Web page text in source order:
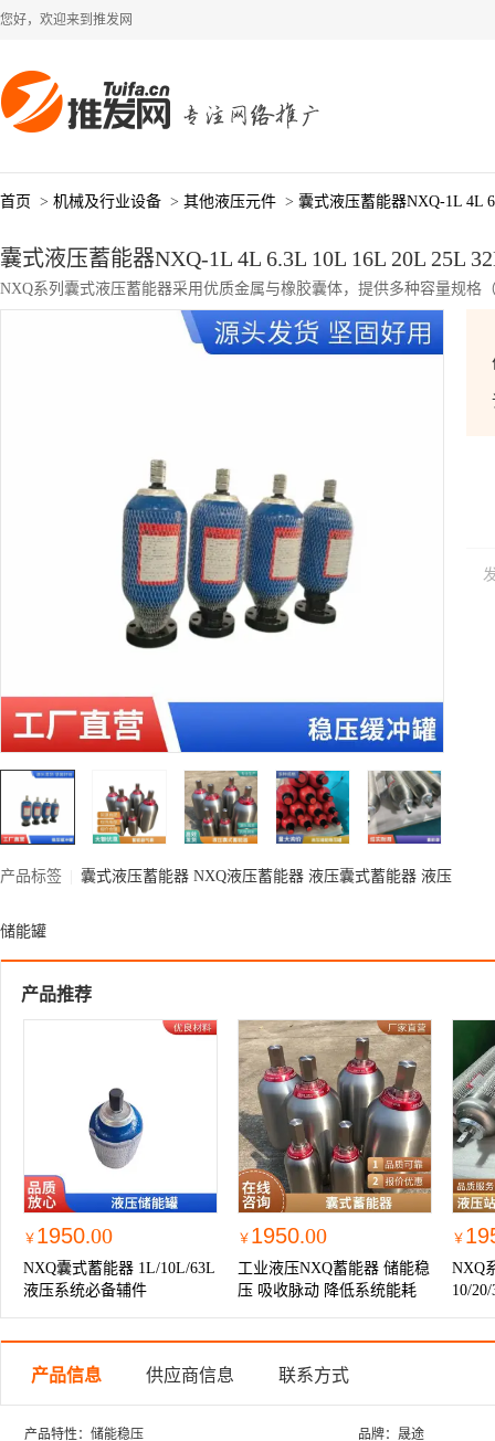
您好，欢迎来到推发网
首页 > 机械及行业设备 > 其他液压元件 > 囊式液压蓄能器NXQ-1L 4L
囊式液压蓄能器NXQ-1L 4L 6.3L 10L 16L 20L 25L
NXQ系列囊式液压蓄能器采用优质金属与橡胶囊体，提供多种容量规
产品标签 囊式液压蓄能器 NXQ液压蓄能器 液压囊式蓄能器 液压
储能罐
产品推荐
￥ 1950.00
NXQ囊式蓄能器 1L/10L/63L
液压系统必备辅件
￥ 1950.00
工业液压NXQ蓄能器 储能稳
压 吸收脉动 降低系统能耗
￥
NXQ
10/
产品信息 供应商信息 联系方式
产品特性：储能稳压 品牌：晟途